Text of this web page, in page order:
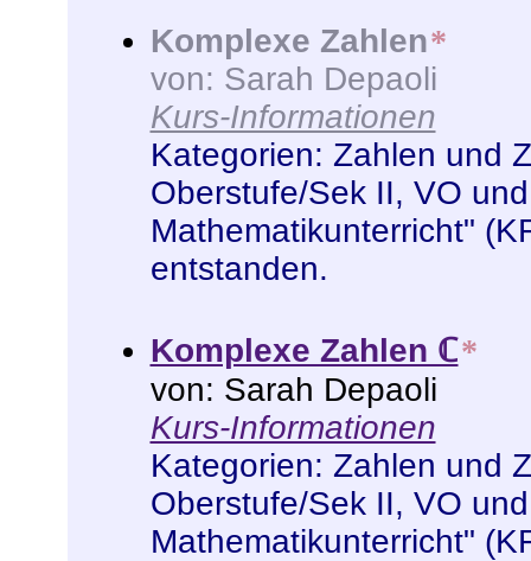
Komplexe Zahlen*
von: Sarah Depaoli
Kurs-Informationen
Kategorien: Zahlen und
Oberstufe/Sek II, VO
Mathematikunterricht"
entstanden.
Komplexe Zahlen ℂ*
von: Sarah Depaoli
Kurs-Informationen
Kategorien: Zahlen und
Oberstufe/Sek II, VO
Mathematikunterricht"